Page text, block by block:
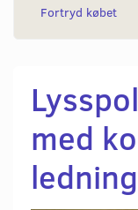
Fortryd købet
med